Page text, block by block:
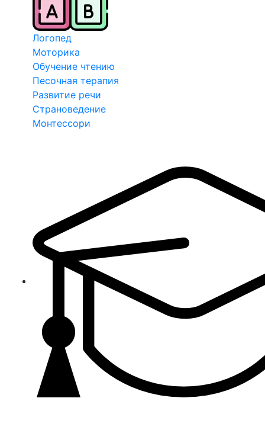
Логопед
Моторика
Обучение чтению
Песочная терапия
Развитие речи
Страноведение
Монтессори